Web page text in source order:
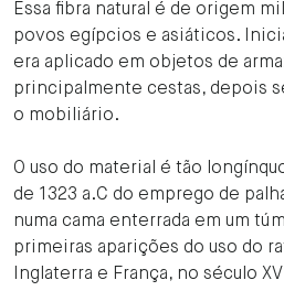
Essa fibra natural é de origem
povos egípcios e asiáticos.
era aplicado em objetos de
principalmente cestas, depois
o mobiliário.
O uso do material é tão
de 1323 a.C do emprego de
numa cama enterrada em um
primeiras aparições do uso do
Inglaterra e França, no século